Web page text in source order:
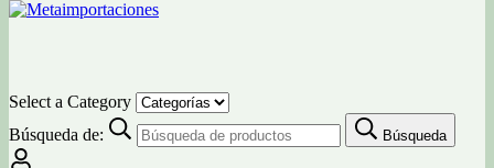
Select a Category
Búsqueda de:
Búsqueda